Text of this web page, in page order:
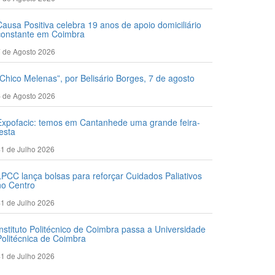
Positiva celebra 19 anos de apoio domiciliário
em Coimbra
de Agosto 2026
Melenas”, por Belisário Borges, 7 de agosto
de Agosto 2026
temos em Cantanhede uma grande feira-
de Julho 2026
lança bolsas para reforçar Cuidados Paliativos
Centro
de Julho 2026
Politécnico de Coimbra passa a Universidade
de Coimbra
de Julho 2026